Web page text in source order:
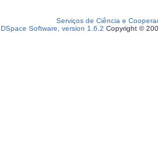
Serviços de Ciência e
DSpace Software, version 1.6.2 Copyright ©